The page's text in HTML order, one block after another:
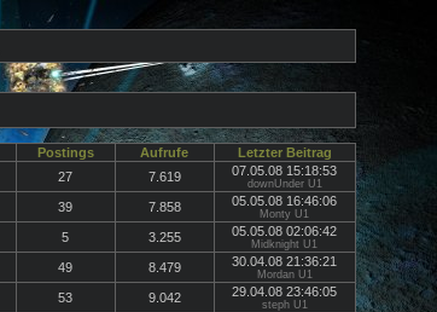
Postings Aufrufe
Letzter Beitrag
27 7.619 07.05.08 15:18:53
downUnder U1
39 7.858 05.05.08 16:46:06
Monty U1
5 3.255 05.05.08 02:06:42
Midknight U1
49 8.479 30.04.08 21:36:21
Mordan U1
53 9.042 29.04.08 23:46:05
steph U1